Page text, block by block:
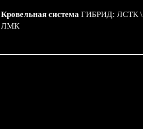
Кровельная система ГИБРИД: ЛСТК \
ЛМК